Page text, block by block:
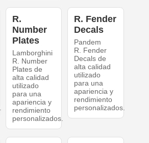
R.
Number
Plates
Lamborghini
R. Number
Plates de
alta calidad
utilizado
para una
apariencia y
rendimiento
personalizados.
R. Fender
Decals
Pandem
R. Fender
Decals de
alta calidad
utilizado
para una
apariencia y
rendimiento
personalizados.